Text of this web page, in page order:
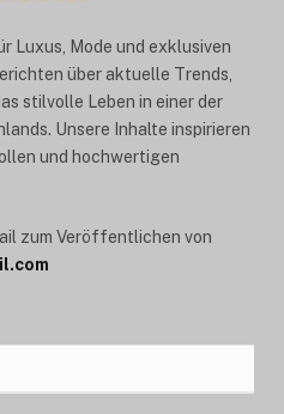
Luxus, Mode und exklusiven
über aktuelle Trends,
stilvolle Leben in einer der
Unsere Inhalte inspirieren
und hochwertigen
zum Veröffentlichen von